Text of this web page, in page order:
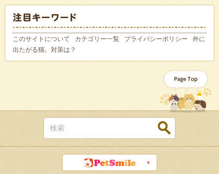
このサイトについて カテゴリー一覧 プライバシーポリシー
外に
出たがる猫。対策は？